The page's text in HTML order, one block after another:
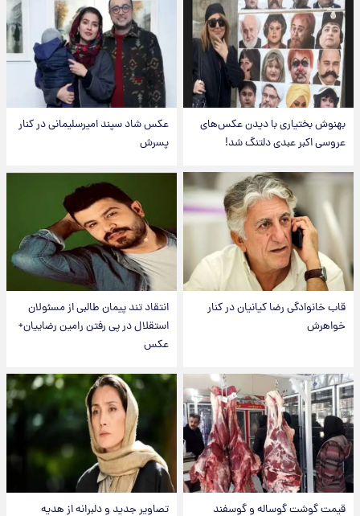
بهنوش بختیاری با دیدن عکس‌های
عروسی اکبر عبدی دلتنگ شد!
عکس شاد سپند امیرسلیمانی در کنار
پسرش
قاب خانوادگی رضا کیانیان در کنار
خواهرش
انتقاد تند پیمان طالبی از مسئولان
استقلال در پی رفتن رامین رضاییان+
عکس
قیمت گوشت گوساله و گوسفند
تصاویر جدید و دلبرانه از هدیه